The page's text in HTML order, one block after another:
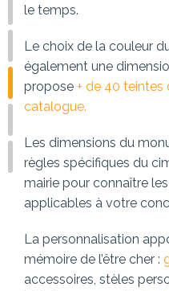
le temps.
Le choix de la couleur
également une
propose + de 40 teintes
catalogue.
Les dimensions du
règles spécifiques du
mairie pour connaître
applicables à votre
La personnalisation
mémoire de l’être cher :
accessoires, stèles